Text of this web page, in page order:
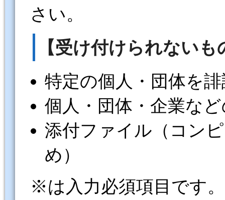
さい。
【受け付けられないも
特定の個人・団体を
個人・団体・企業な
添付ファイル（コン
め）
※は入力必須項目です